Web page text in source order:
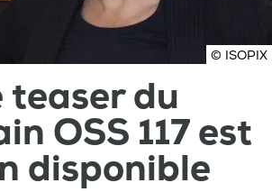
© ISOPIX
teaser du
OSS 117 est
disponible